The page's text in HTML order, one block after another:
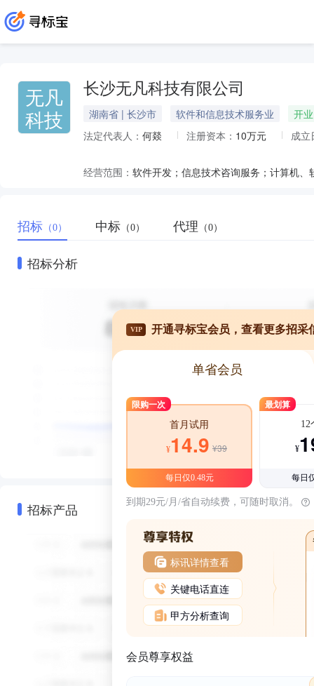
无凡
科技
长沙无凡科技有限公司
湖南省 | 长沙市 软件和信息技术服务业
开业
法定代表人： 何燚 注册资本： 10万元 成立
经营范围：
招标 （0） 中标 （0） 代理 （0）
招标分析
招标产品
VIP 开通寻标宝会员，查看更多招采
单省会员
限购一次
首月试用
¥14.9 ¥39
每日仅0.48元
最划算
12
¥
每日
到期29元/月/省自动续费，可随时取消。
标讯详情查看
关键电话直连
甲方分析查询
会员尊享权益